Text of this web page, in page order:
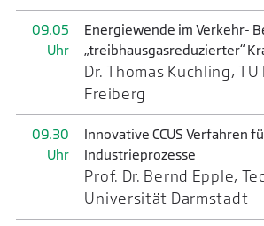
09.05
Uhr
Energiewende im Verkehr-
„treibhausgasreduzierter“
Dr. Thomas Kuchling,
Freiberg
09.30
Uhr
Innovative CCUS Verfahren
Industrieprozesse
Prof. Dr. Bernd Epple,
Universität Darmstadt